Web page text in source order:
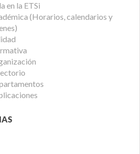
en la ETSi
(Horarios, calendarios y